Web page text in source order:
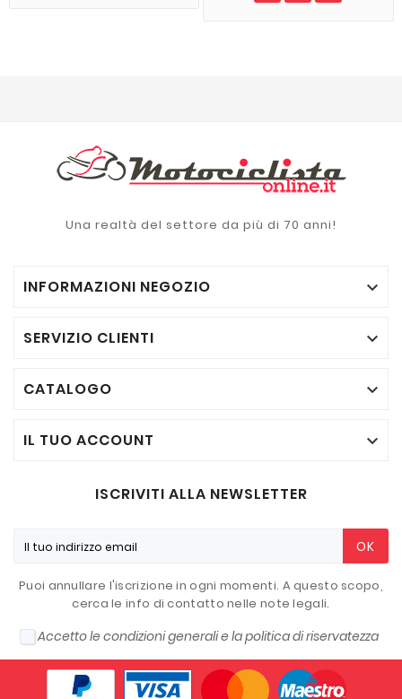
Una realtà del settore da più di 70 anni!
INFORMAZIONI NEGOZIO 
SERVIZIO CLIENTI 
CATALOGO 
IL TUO ACCOUNT 
ISCRIVITI ALLA NEWSLETTER
OK
Puoi annullare l'iscrizione in ogni momenti. A questo scopo,
cerca le info di contatto nelle note legali.
Accetto le condizioni generali e la politica di riservatezza